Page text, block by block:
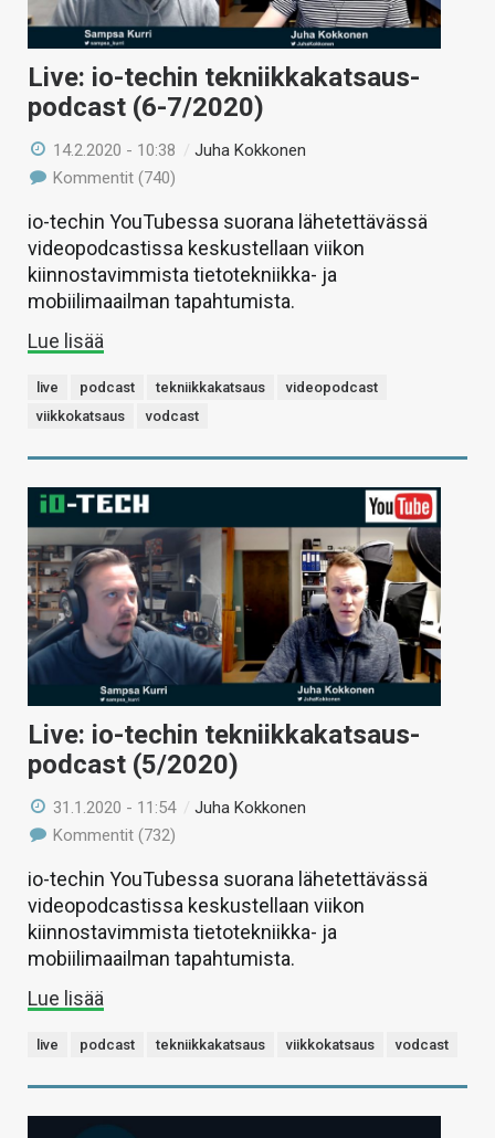
Live: io-techin tekniikkakatsaus-
podcast (6-7/2020)
14.2.2020 - 10:38 /Juha Kokkonen
Kommentit (740)
io-techin YouTubessa suorana lähetettävässä
videopodcastissa keskustellaan viikon
kiinnostavimmista tietotekniikka- ja
mobiilimaailman tapahtumista.
Lue lisää
live podcast tekniikkakatsaus
videopodcast
viikkokatsaus
vodcast
Live: io-techin tekniikkakatsaus-
podcast (5/2020)
31.1.2020 - 11:54 /Juha Kokkonen
Kommentit (732)
io-techin YouTubessa suorana lähetettävässä
videopodcastissa keskustellaan viikon
kiinnostavimmista tietotekniikka- ja
mobiilimaailman tapahtumista.
Lue lisää
live podcast tekniikkakatsaus viikkokatsaus vodcast